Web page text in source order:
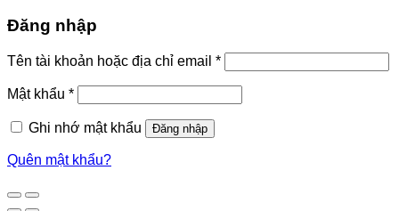
Đăng nhập
Tên tài khoản hoặc địa chỉ email *
Mật khẩu *
Ghi nhớ mật khẩu Đăng nhập
Quên mật khẩu?